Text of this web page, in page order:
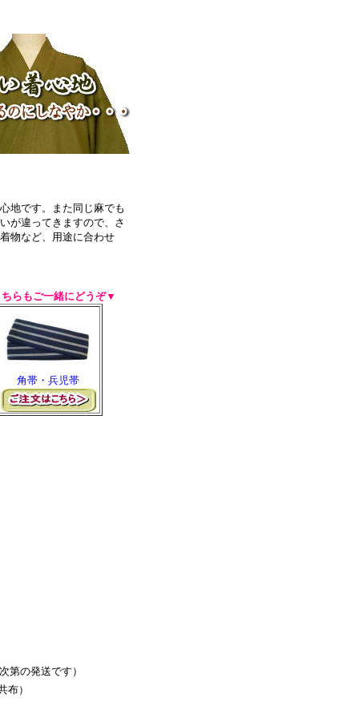
地です。また同じ麻でも
が違ってきますので、さ
物など、用途に合わせ
らもご一緒にどうぞ▼
角帯・兵児帯
第の発送です）
布）